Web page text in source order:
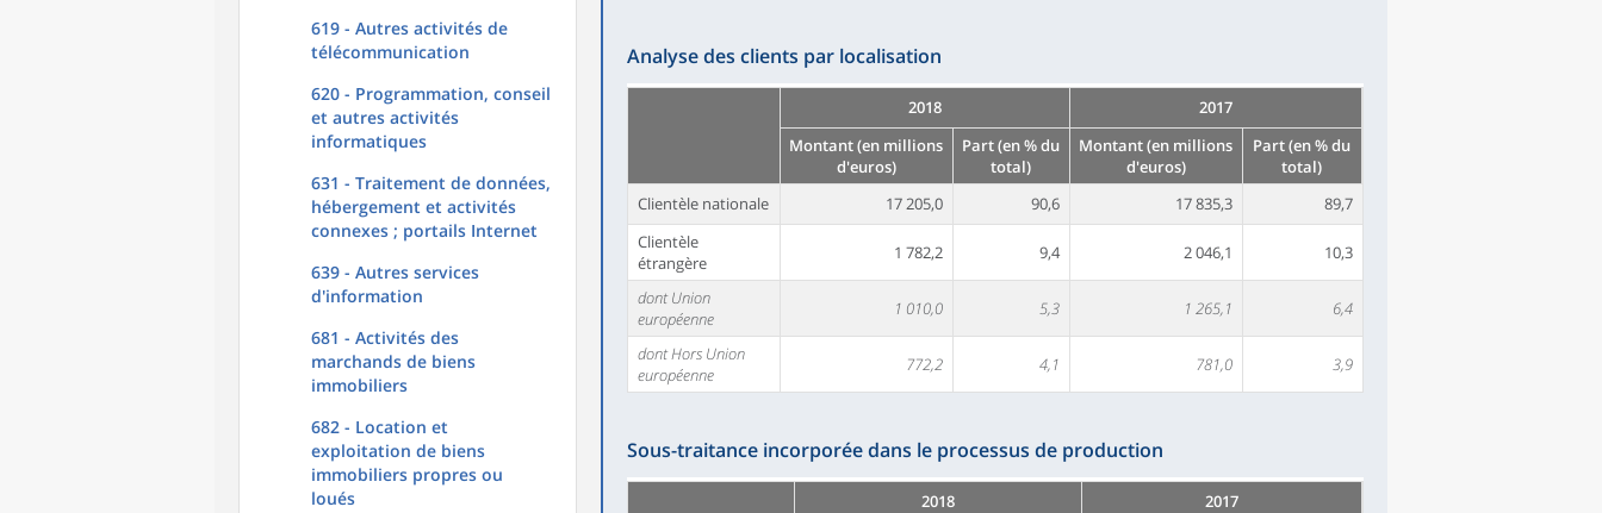
619 - Autres activités de
télécommunication
620 - Programmation, conseil
et autres activités
informatiques
631 - Traitement de données,
hébergement et activités
connexes ; portails Internet
639 - Autres services
d'information
681 - Activités des
marchands de biens
immobiliers
682 - Location et
exploitation de biens
immobiliers propres ou
loués
Analyse des clients par localisation
2018
2017
Montant (en millions
d'euros)
Part (en % du
total)
Montant (en millions
d'euros)
Part (en % du
total)
Clientèle nationale
17 205,0 90,6 17 835,3
89,7
Clientèle
étrangère
1 782,2 9,4 2 046,1 10,3
dont Union
européenne
1 010,0 5,3 1 265,1 6,4
dont Hors Union
européenne
772,2 4,1 781,0 3,9
Sous-traitance incorporée dans le processus de production
2018
2017